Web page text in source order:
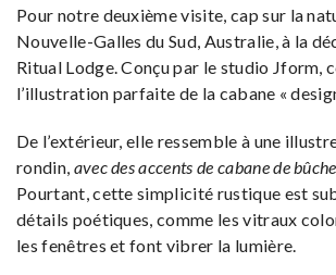
Pour notre deuxième visite, cap sur la
Nouvelle-Galles du Sud, Australie, à la
Ritual Lodge. Conçu par le studio Jform,
l’illustration parfaite de la cabane «
De l’extérieur, elle ressemble à une
rondin, avec des accents de cabane de
Pourtant, cette simplicité rustique est
détails poétiques, comme les vitraux
les fenêtres et font vibrer la lumière.